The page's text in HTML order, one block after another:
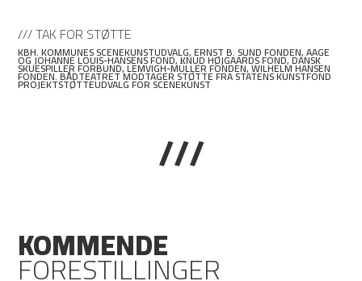
/// TAK FOR STØTTE
KBH. KOMMUNES SCENEKUNSTUDVALG, ERNST B. SUND FONDEN, AAGE
OG JOHANNE LOUIS-HANSENS FOND, KNUD HØJGAARDS FOND, DANSK
SKUESPILLER FORBUND, LEMVIGH-MÜLLER FONDEN, WILHELM HANSEN
FONDEN. BÅDTEATRET MODTAGER STØTTE FRA STATENS KUNSTFOND
PROJEKTSTØTTEUDVALG FOR SCENEKUNST
///
KOMMENDE
FORESTILLINGER